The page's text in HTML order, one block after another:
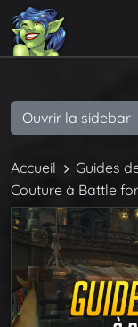
Accueil Guides
Couture à Battle
Ouvrir la sidebar